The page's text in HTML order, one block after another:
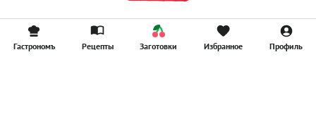
Гастрономъ Рецепты Заготовки Избранное Профиль